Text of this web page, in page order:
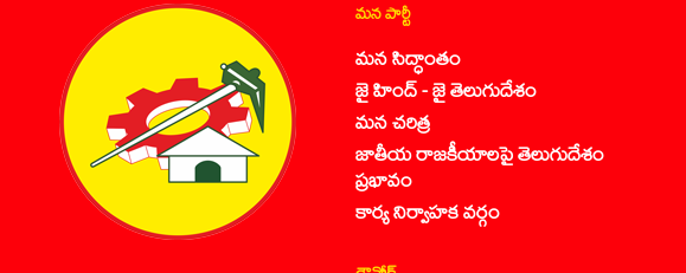
మన పార్టీ
మన సిద్ధాంతం
జై హింద్ - జై తెలుగుదేశం
మన చరిత్ర
జాతీయ రాజకీయాలపై తెలుగుదేశం
ప్రభావం
కార్య నిర్వాహక వర్గం